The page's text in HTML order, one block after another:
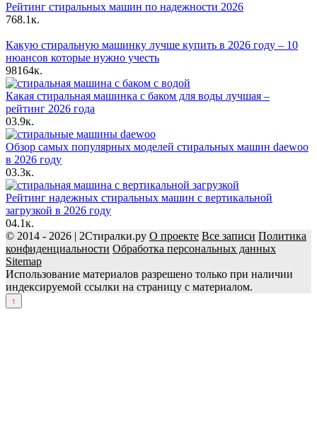
Рейтинг стиральных машин по надежности 2026
768.1к.
Какую стиральную машинку лучше купить в 2026 году – 10
нюансов которые нужно учесть
98164к.
Какая стиральная машинка с баком для воды лучшая –
рейтинг 2026 года
03.9к.
Обзор самых популярных моделей стиральных машин daewoo
в 2026 году
03.3к.
Рейтинг надежных стиральных машин с вертикальной
загрузкой в 2026 году
04.1к.
© 2014 - 2026 | 2Стиралки.ру О проекте Все записи Политика
конфиденциальности Обработка персональных данных
Sitemap
Использование материалов разрешено только при наличии
индексируемой ссылки на страницу с материалом.